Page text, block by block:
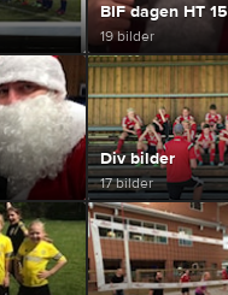
BIF dagen HT 15
19 bilder
Div bilder
17 bilder